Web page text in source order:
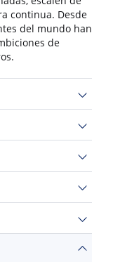
continua. Desde
del mundo han
de